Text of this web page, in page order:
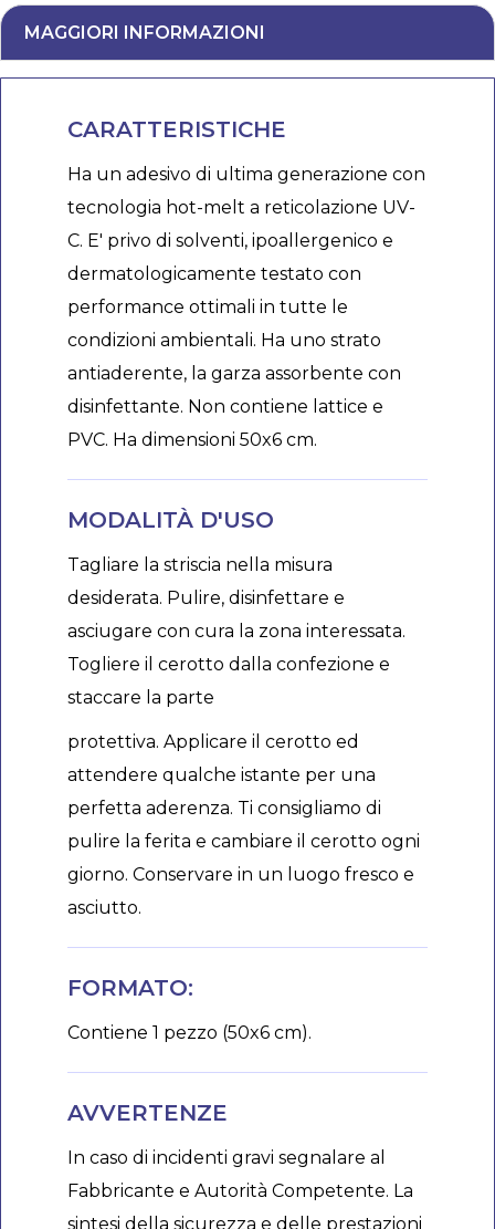
MAGGIORI INFORMAZIONI
CARATTERISTICHE
Ha un adesivo di ultima generazione con
tecnologia hot-melt a reticolazione UV-
C. E' privo di solventi, ipoallergenico e
dermatologicamente testato con
performance ottimali in tutte le
condizioni ambientali. Ha uno strato
antiaderente, la garza assorbente con
disinfettante. Non contiene lattice e
PVC. Ha dimensioni 50x6 cm.
MODALITÀ D'USO
Tagliare la striscia nella misura
desiderata. Pulire, disinfettare e
asciugare con cura la zona interessata.
Togliere il cerotto dalla confezione e
staccare la parte
protettiva. Applicare il cerotto ed
attendere qualche istante per una
perfetta aderenza. Ti consigliamo di
pulire la ferita e cambiare il cerotto ogni
giorno. Conservare in un luogo fresco e
asciutto.
FORMATO:
Contiene 1 pezzo (50x6 cm).
AVVERTENZE
In caso di incidenti gravi segnalare al
Fabbricante e Autorità Competente. La
sintesi della sicurezza e delle prestazioni